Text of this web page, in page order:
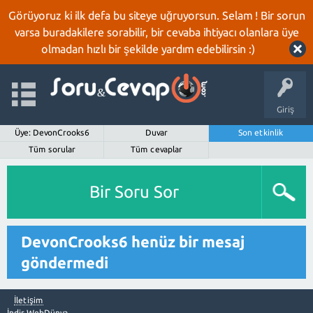
Görüyoruz ki ilk defa bu siteye uğruyorsun. Selam ! Bir sorun
varsa buradakilere sorabilir, bir cevaba ihtiyacı olanlara üye
olmadan hızlı bir şekilde yardım edebilirsin :)
Giriş
Üye: DevonCrooks6 Duvar
Son etkinlik
Tüm sorular
Tüm cevaplar
Bir Soru Sor
DevonCrooks6 henüz bir mesaj
göndermedi
İletişim